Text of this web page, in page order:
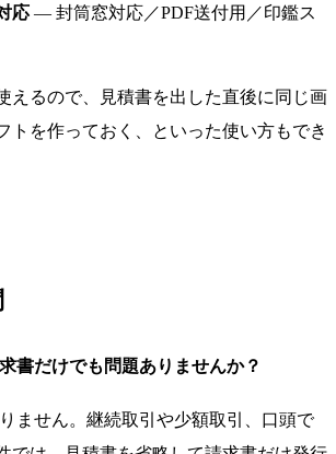
応 — 封筒窓対応／PDF送付用／印鑑ス
えるので、見積書を出した直後に同じ画
トを作っておく、といった使い方もでき
書だけでも問題ありませんか？
ません。継続取引や少額取引、口頭で